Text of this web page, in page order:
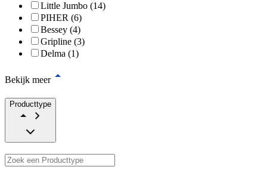
Little Jumbo (14)
PIHER (6)
Bessey (4)
Gripline (3)
Delma (1)
Bekijk meer
Producttype